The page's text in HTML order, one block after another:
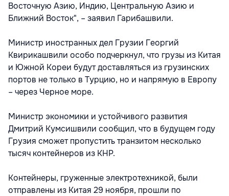
Восточную Азию, Индию, Центральную Азию и
Ближний Восток", – заявил Гарибашвили.
Министр иностранных дел Грузии Георгий
Квирикашвили особо подчеркнул, что грузы из Китая
и Южной Кореи будут доставляться из грузинских
портов не только в Турцию, но и напрямую в Европу
– через Черное море.
Министр экономики и устойчивого развития
Дмитрий Кумсишвили сообщил, что в будущем году
Грузия сможет пропустить транзитом несколько
тысяч контейнеров из КНР.
Контейнеры, груженные электротехникой, были
отправлены из Китая 29 ноября, прошли по